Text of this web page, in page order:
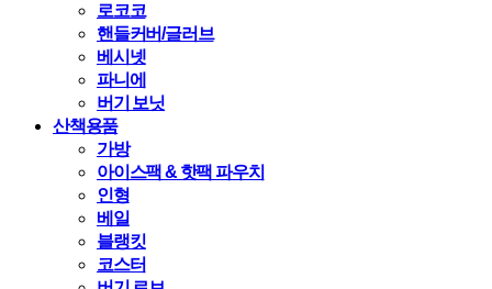
로코코
핸들커버/글러브
베시넷
파니에
버기 보닛
산책용품
가방
아이스팩 & 핫팩 파우치
인형
베일
블랭킷
코스터